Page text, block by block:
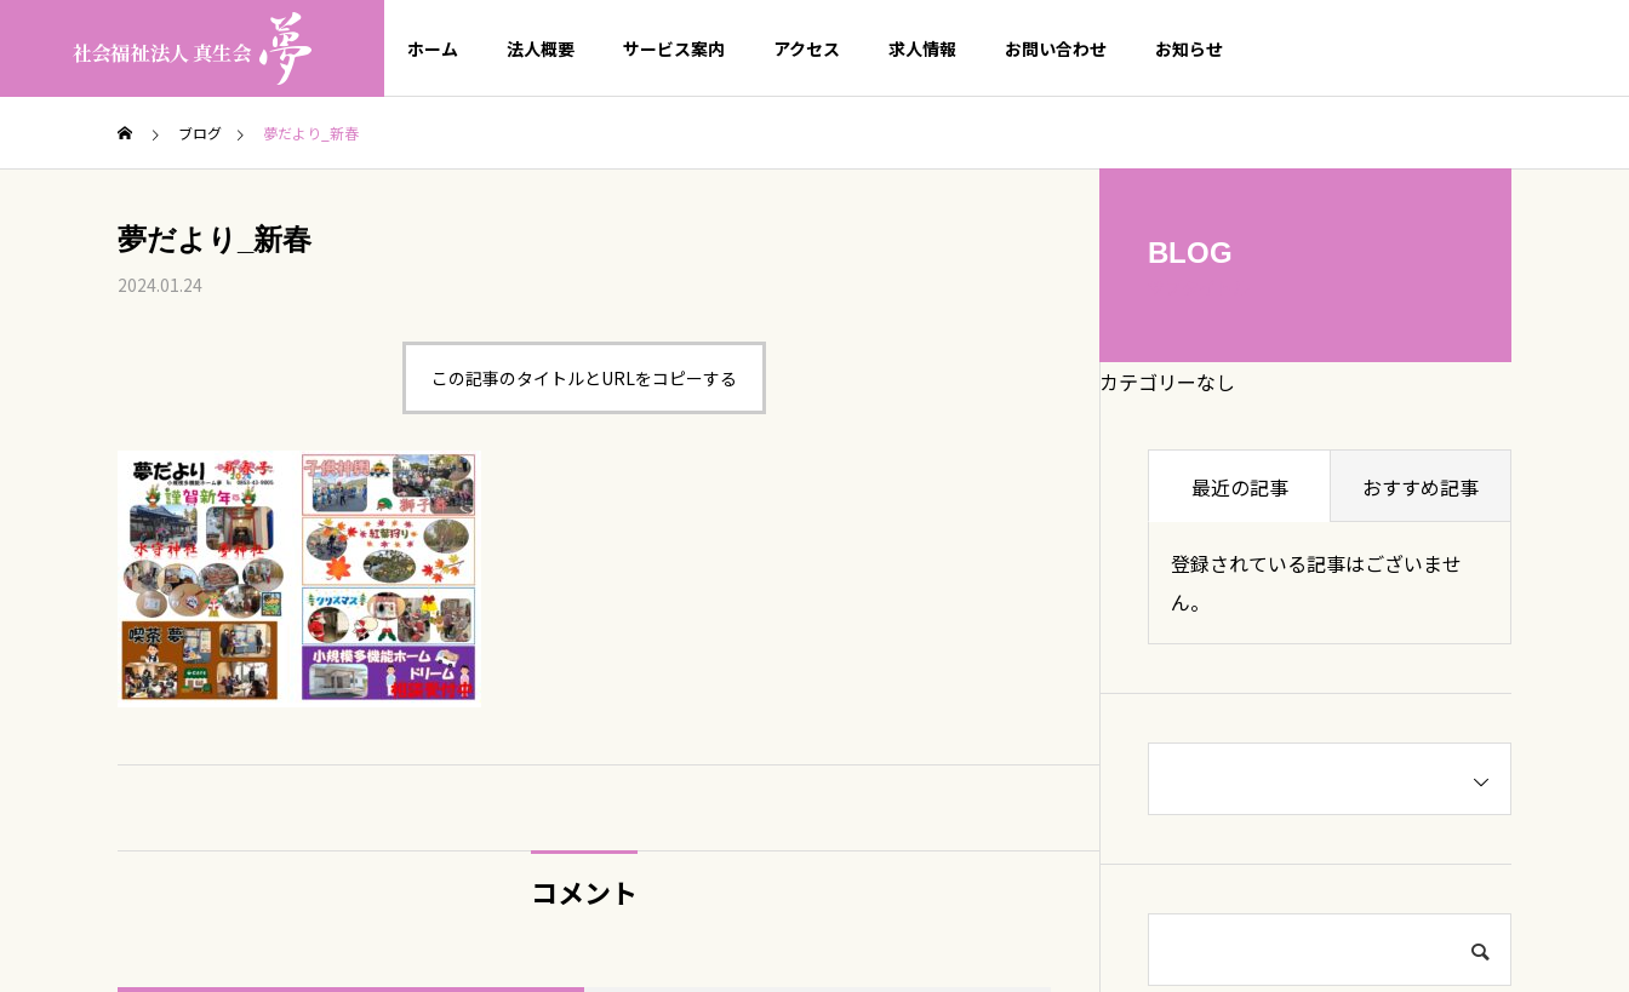
ホーム 法人概要 サービス案内 アクセス 求人情報 お問い合わせ お知らせ
ブログ 夢だより_新春
夢だより_新春
2024.01.24
この記事のタイトルとURLをコピーする
コメント
BLOG
カテゴリーなし
最近の記事 おすすめ記事
登録されている記事はございませ
ん。